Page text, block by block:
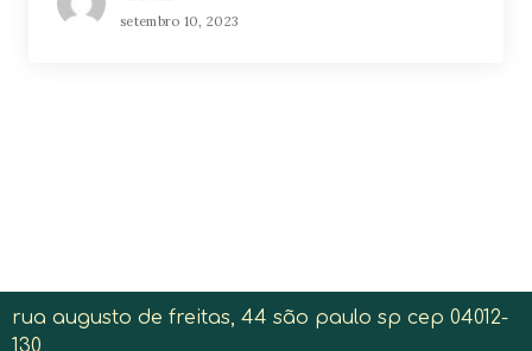
setembro 10, 2023
rua augusto de freitas, 44 são paulo sp cep 04012-
130